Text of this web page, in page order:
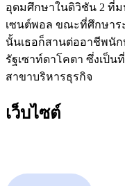
อุดมศึกษาในดิวิชัน 2 ที่ม
เซนต์พอล ขณะที่ศึกษา
นั้นเธอก็สานต่ออาชีพนั
รัฐเซาท์ดาโคตา ซึ่งเป็
สาขาบริหารธุรกิจ
เว็บไซต์